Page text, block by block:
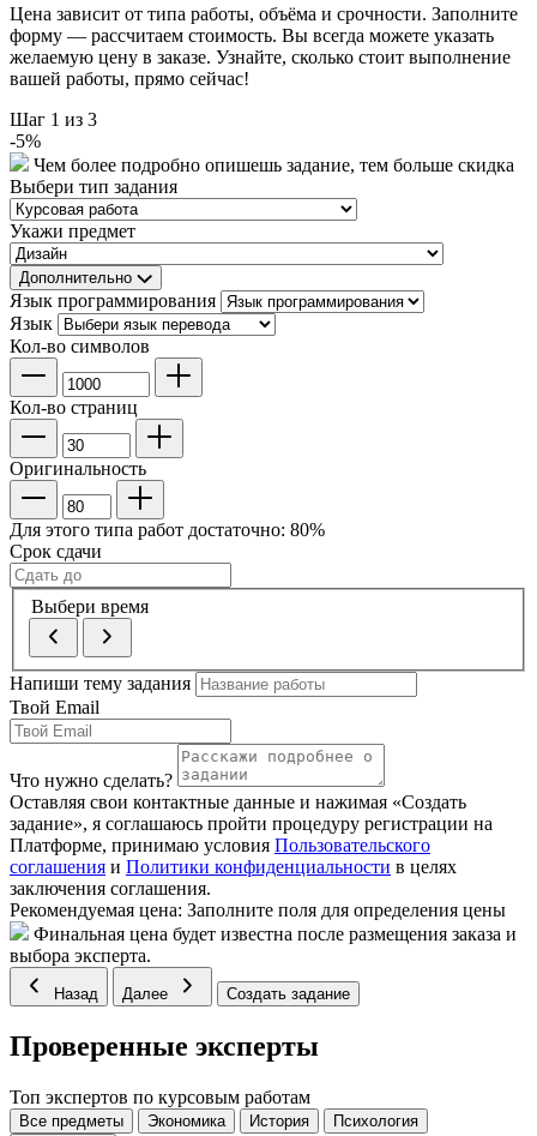
Цена зависит от типа работы, объёма и срочности. Заполните
форму — рассчитаем стоимость. Вы всегда можете указать
желаемую цену в заказе. Узнайте, сколько стоит выполнение
вашей работы, прямо сейчас!
Шаг 1 из 3
-5%
Чем более подробно опишешь задание, тем больше скидка
Выбери тип задания
Укажи предмет
Дополнительно
Язык программирования
Язык
Кол-во символов
Кол-во страниц
Оригинальность
Для этого типа работ достаточно: 80%
Срок сдачи
Выбери время
Напиши тему задания
Твой Email
Что нужно сделать?
Оставляя свои контактные данные и нажимая «Создать
задание», я соглашаюсь пройти процедуру регистрации на
Платформе, принимаю условия Пользовательского
соглашения и Политики конфиденциальности в целях
заключения соглашения.
Рекомендуемая цена: Заполните поля для определения цены
Финальная цена будет известна после размещения заказа и
выбора эксперта.
Назад Далее Создать задание
Проверенные эксперты
Топ экспертов по курсовым работам
Все предметы Экономика История
Психология